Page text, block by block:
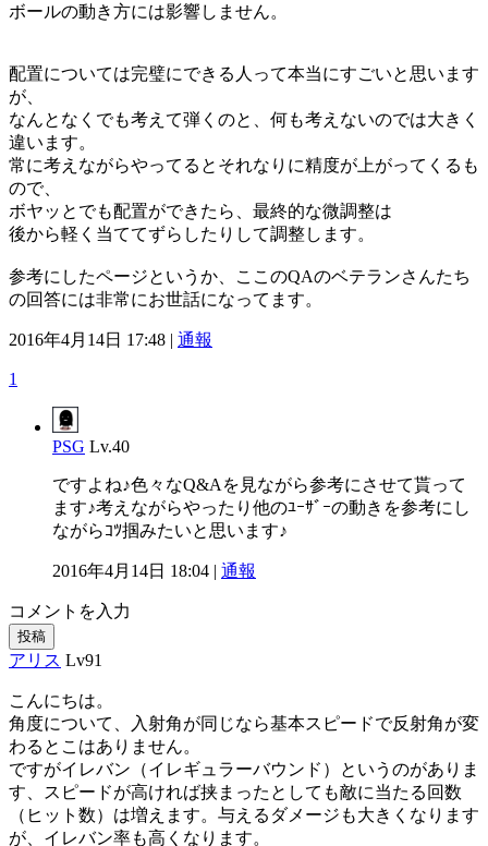
ボールの動き方には影響しません。
配置については完璧にできる人って本当にすごいと思います
が、
なんとなくでも考えて弾くのと、何も考えないのでは大きく
違います。
常に考えながらやってるとそれなりに精度が上がってくるも
ので、
ボヤッとでも配置ができたら、最終的な微調整は
後から軽く当ててずらしたりして調整します。
参考にしたページというか、ここのQAのベテランさんたち
の回答には非常にお世話になってます。
2016年4月14日 17:48 | 通報
1
PSG Lv.40
ですよね♪色々なQ&Aを見ながら参考にさせて貰って
ます♪考えながらやったり他のﾕｰｻﾞｰの動きを参考にし
ながらｺﾂ掴みたいと思います♪
2016年4月14日 18:04 | 通報
コメントを入力
投稿
アリス Lv91
こんにちは。
角度について、入射角が同じなら基本スピードで反射角が変
わるとこはありません。
ですがイレバン（イレギュラーバウンド）というのがありま
す、スピードが高ければ挟まったとしても敵に当たる回数
（ヒット数）は増えます。与えるダメージも大きくなります
が、イレバン率も高くなります。